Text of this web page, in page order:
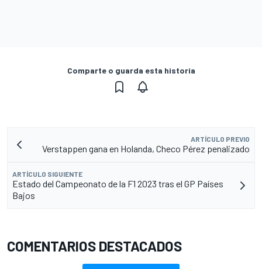
Comparte o guarda esta historia
ARTÍCULO PREVIO
Verstappen gana en Holanda, Checo Pérez penalizado
ARTÍCULO SIGUIENTE
Estado del Campeonato de la F1 2023 tras el GP Países
Bajos
COMENTARIOS DESTACADOS